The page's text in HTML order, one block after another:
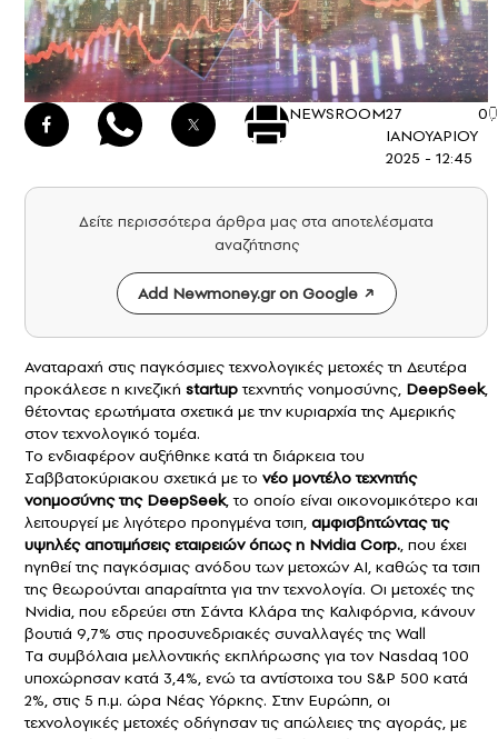
NEWSROOM27
ΙΑΝΟΥΑΡΙΟΥ
2025 - 12:45
0
Δείτε περισσότερα άρθρα μας στα αποτελέσματα
αναζήτησης
Add Newmoney.gr on Google
Αναταραχή στις παγκόσμιες τεχνολογικές μετοχές τη Δευτέρα
προκάλεσε η κινεζική startupτεχνητής νοημοσύνης, DeepSeek,
θέτοντας ερωτήματα σχετικά με την κυριαρχία της Αμερικής
στον τεχνολογικό τομέα.
Το ενδιαφέρον αυξήθηκε κατά τη διάρκεια του
Σαββατοκύριακου σχετικά με το νέο μοντέλο τεχνητής
νοημοσύνης της DeepSeek, το οποίο είναι οικονομικότερο και
λειτουργεί με λιγότερο προηγμένα τσιπ, αμφισβητώντας τις
υψηλές αποτιμήσεις εταιρειών όπως η Nvidia Corp., που έχει
ηγηθεί της παγκόσμιας ανόδου των μετοχών AI, καθώς τα τσιπ
της θεωρούνται απαραίτητα για την τεχνολογία. Οι μετοχές της
Nvidia, που εδρεύει στη Σάντα Κλάρα της Καλιφόρνια, κάνουν
βουτιά 9,7% στις προσυνεδριακές συναλλαγές της Wall
Τα συμβόλαια μελλοντικής εκπλήρωσης για τον Nasdaq 100
υποχώρησαν κατά 3,4%, ενώ τα αντίστοιχα του S&P 500 κατά
2%, στις 5 π.μ. ώρα Νέας Υόρκης. Στην Ευρώπη, οι
τεχνολογικές μετοχές οδήγησαν τις απώλειες της αγοράς, με